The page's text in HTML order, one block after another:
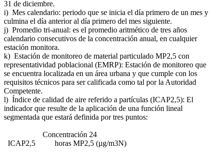
31 de diciembre.
i) Mes calendario: periodo que se inicia el día primero de un mes y
culmina el día anterior al día primero del mes siguiente.
j) Promedio tri-anual: es el promedio aritmético de tres años
calendario consecutivos de la concentración anual, en cualquier
estación monitora.
k) Estación de monitoreo de material particulado MP2,5 con
representatividad poblacional (EMRP): Estación de monitoreo que
se encuentra localizada en un área urbana y que cumple con los
requisitos técnicos para ser calificada como tal por la Autoridad
Competente.
l) Índice de calidad de aire referido a partículas (ICAP2,5): El
indicador que resulte de la aplicación de una función lineal
segmentada que estará definida por tres puntos:
Concentración 24
ICAP2,5 horas MP2,5 (µg/m3N)